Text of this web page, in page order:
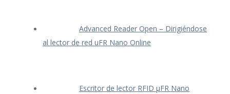
Advanced Reader Open – Dirigiéndose
al lector de red uFR Nano Online
Escritor de lector RFID μFR Nano